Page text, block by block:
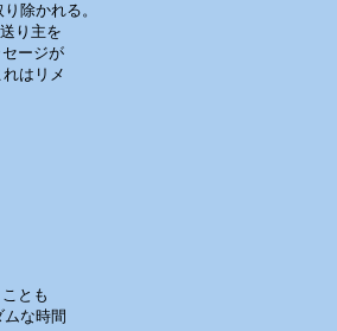
除かれる。
り主を
ージが
はリメ
とも
な時間